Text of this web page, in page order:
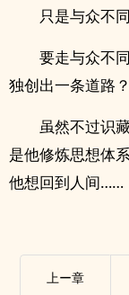
只是与众不
要走与众不
独创出一条道路？
虽然不过识
是他修炼思想体
他想回到人间……
上ー章